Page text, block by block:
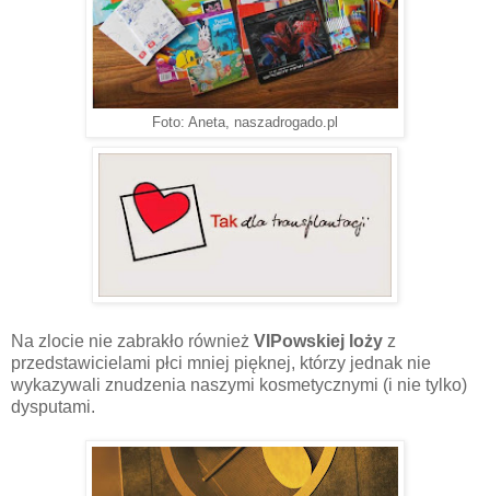
Foto: Aneta, naszadrogado.pl
Na zlocie nie zabrakło również VIPowskiej loży z
przedstawicielami płci mniej pięknej, którzy jednak nie
wykazywali znudzenia naszymi kosmetycznymi (i nie tylko)
dysputami.